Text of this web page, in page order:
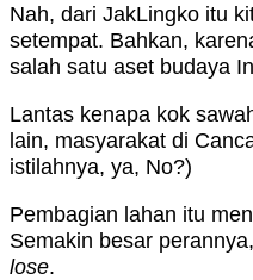
Nah, dari JakLingko itu
setempat. Bahkan,
salah satu aset budaya
Lantas kenapa kok
lain, masyarakat di
istilahnya, ya, No?)
Pembagian lahan itu
Semakin besar
lose.